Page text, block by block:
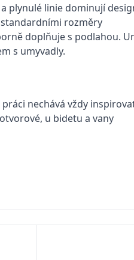
plynulé linie dominují
rozměry
doplňuje s podlahou.
s umyvadly.
nechává vždy
u bidetu a vany